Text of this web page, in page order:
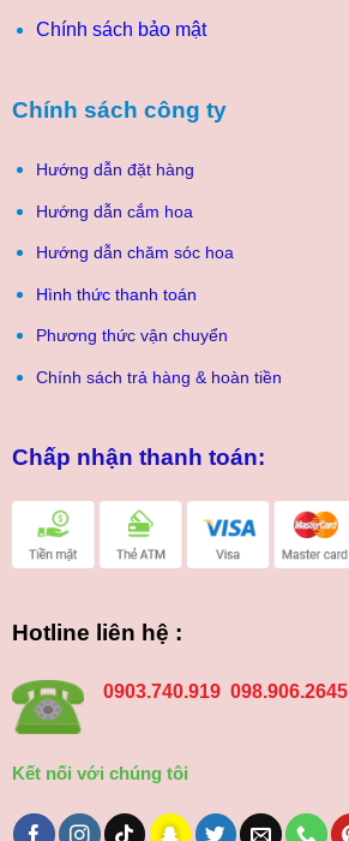
Chính sách bảo mật
Chính sách công ty
Hướng dẫn đặt hàng
Hướng dẫn cắm hoa
Hướng dẫn chăm sóc hoa
Hình thức thanh toán
Phương thức vận chuyển
Chính sách trả hàng & hoàn tiền
Chấp nhận thanh toán:
Hotline liên hệ :
0903.740.919 098.906.2645
Kết nối với chúng tôi